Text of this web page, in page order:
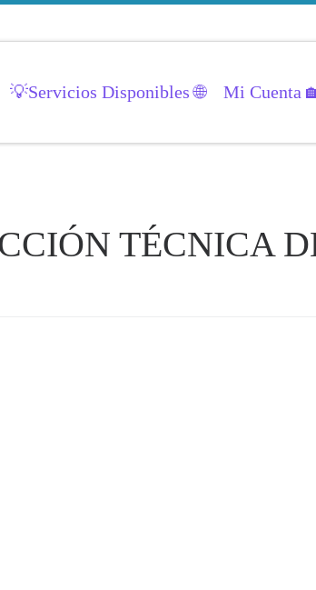
💡Servicios Disponibles 🌐 Mi Cuenta
TÉCNICA